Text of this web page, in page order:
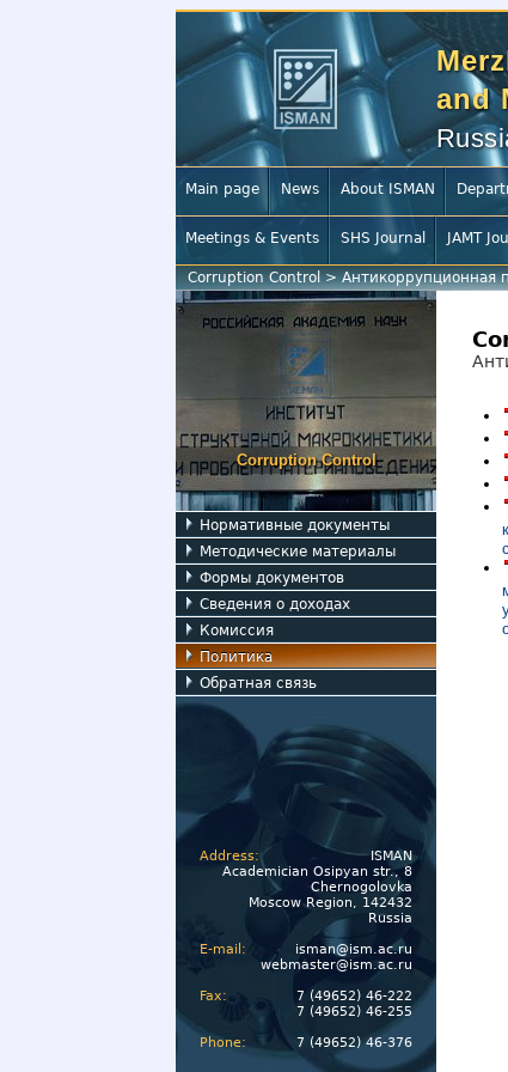
and
Main page News About ISMAN
Meetings & Events SHS Journal JAMT
Corruption Control>Антикоррупционная
Corruption Control
Нормативные документы
Методические материалы
Формы документов
Сведения о доходах
Комиссия
Политика
Обратная связь
Address:
ISMAN
Academician Osipyan str., 8
Chernogolovka
Moscow Region, 142432
Russia
E-mail:
isman@ism.ac.ru
webmaster@ism.ac.ru
Fax:
7 (49652) 46-222
7 (49652) 46-255
Phone:
7 (49652) 46-376